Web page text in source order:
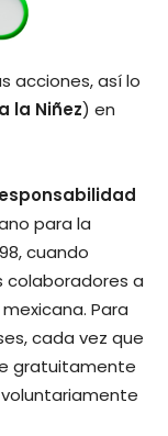
acciones, así lo
la Niñez) en
para la
cuando
colaboradores a
Para
cada vez que
gratuitamente